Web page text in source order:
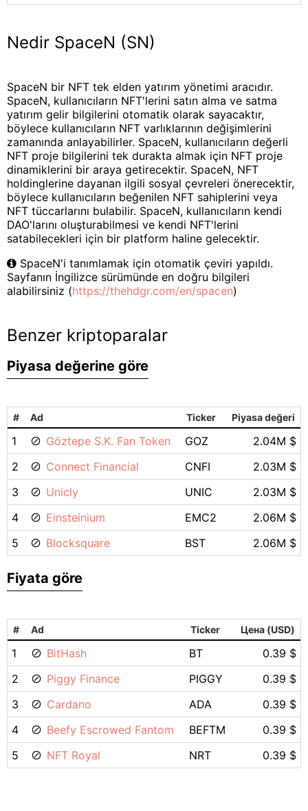
Nedir SpaceN (SN)
SpaceN bir NFT tek elden yatırım yönetimi aracıdır.
SpaceN, kullanıcıların NFT'lerini satın alma ve satma
yatırım gelir bilgilerini otomatik olarak sayacaktır,
böylece kullanıcıların NFT varlıklarının değişimlerini
zamanında anlayabilirler. SpaceN, kullanıcıların değerli
NFT proje bilgilerini tek durakta almak için NFT proje
dinamiklerini bir araya getirecektir. SpaceN, NFT
holdinglerine dayanan ilgili sosyal çevreleri önerecektir,
böylece kullanıcıların beğenilen NFT sahiplerini veya
NFT tüccarlarını bulabilir. SpaceN, kullanıcıların kendi
DAO'larını oluşturabilmesi ve kendi NFT'lerini
satabilecekleri için bir platform haline gelecektir.
SpaceN'i tanımlamak için otomatik çeviri yapıldı.
Sayfanın İngilizce sürümünde en doğru bilgileri
alabilirsiniz (https://thehdgr.com/en/spacen)
Benzer kriptoparalar
Piyasa değerine göre
# Ad Ticker Piyasa değeri
1 Göztepe S.K. Fan Token GOZ
2.04M $
2
Connect Financial CNFI
2.03M $
3
Unicly UNIC
2.03M $
4
Einsteinium EMC2
2.06M $
5
Blocksquare BST 2.06M $
Fiyata göre
# Ad Ticker Цена (USD)
1 BitHash BT
0.39 $
2
Piggy Finance PIGGY
0.39 $
3
Cardano ADA
0.39 $
4
Beefy Escrowed Fantom BEFTM
0.39 $
5
NFT Royal NRT 0.39 $